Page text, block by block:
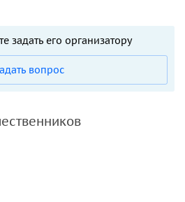
задать его организатору
вопрос